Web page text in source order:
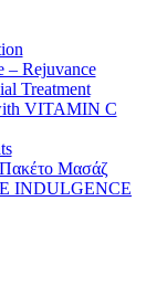
– Rejuvance
Treatment
VITAMIN C
Μασάζ
INDULGENCE